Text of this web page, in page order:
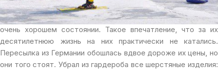
North Face, разработанный для Heliski.Купил лыжи Atomic
Beta Race, длиной 183 см, радиус поворота 34 метра, в
очень хорошем состоянии. Такое впечатление, что за их
десятилетнюю жизнь на них практически не катались.
Пересылка из Германии обошлась вдвое дороже их цены, но
они того стоят. Убрал из гардероба все шерстяные изделия: